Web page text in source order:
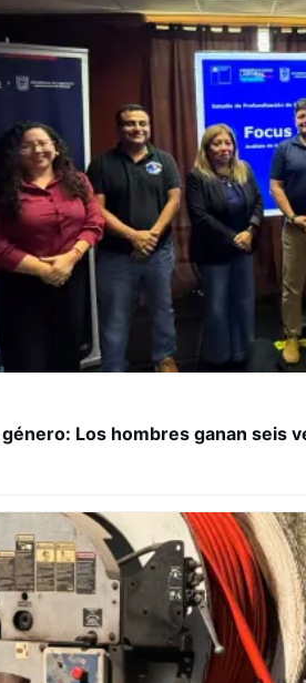
Los hombres ganan seis